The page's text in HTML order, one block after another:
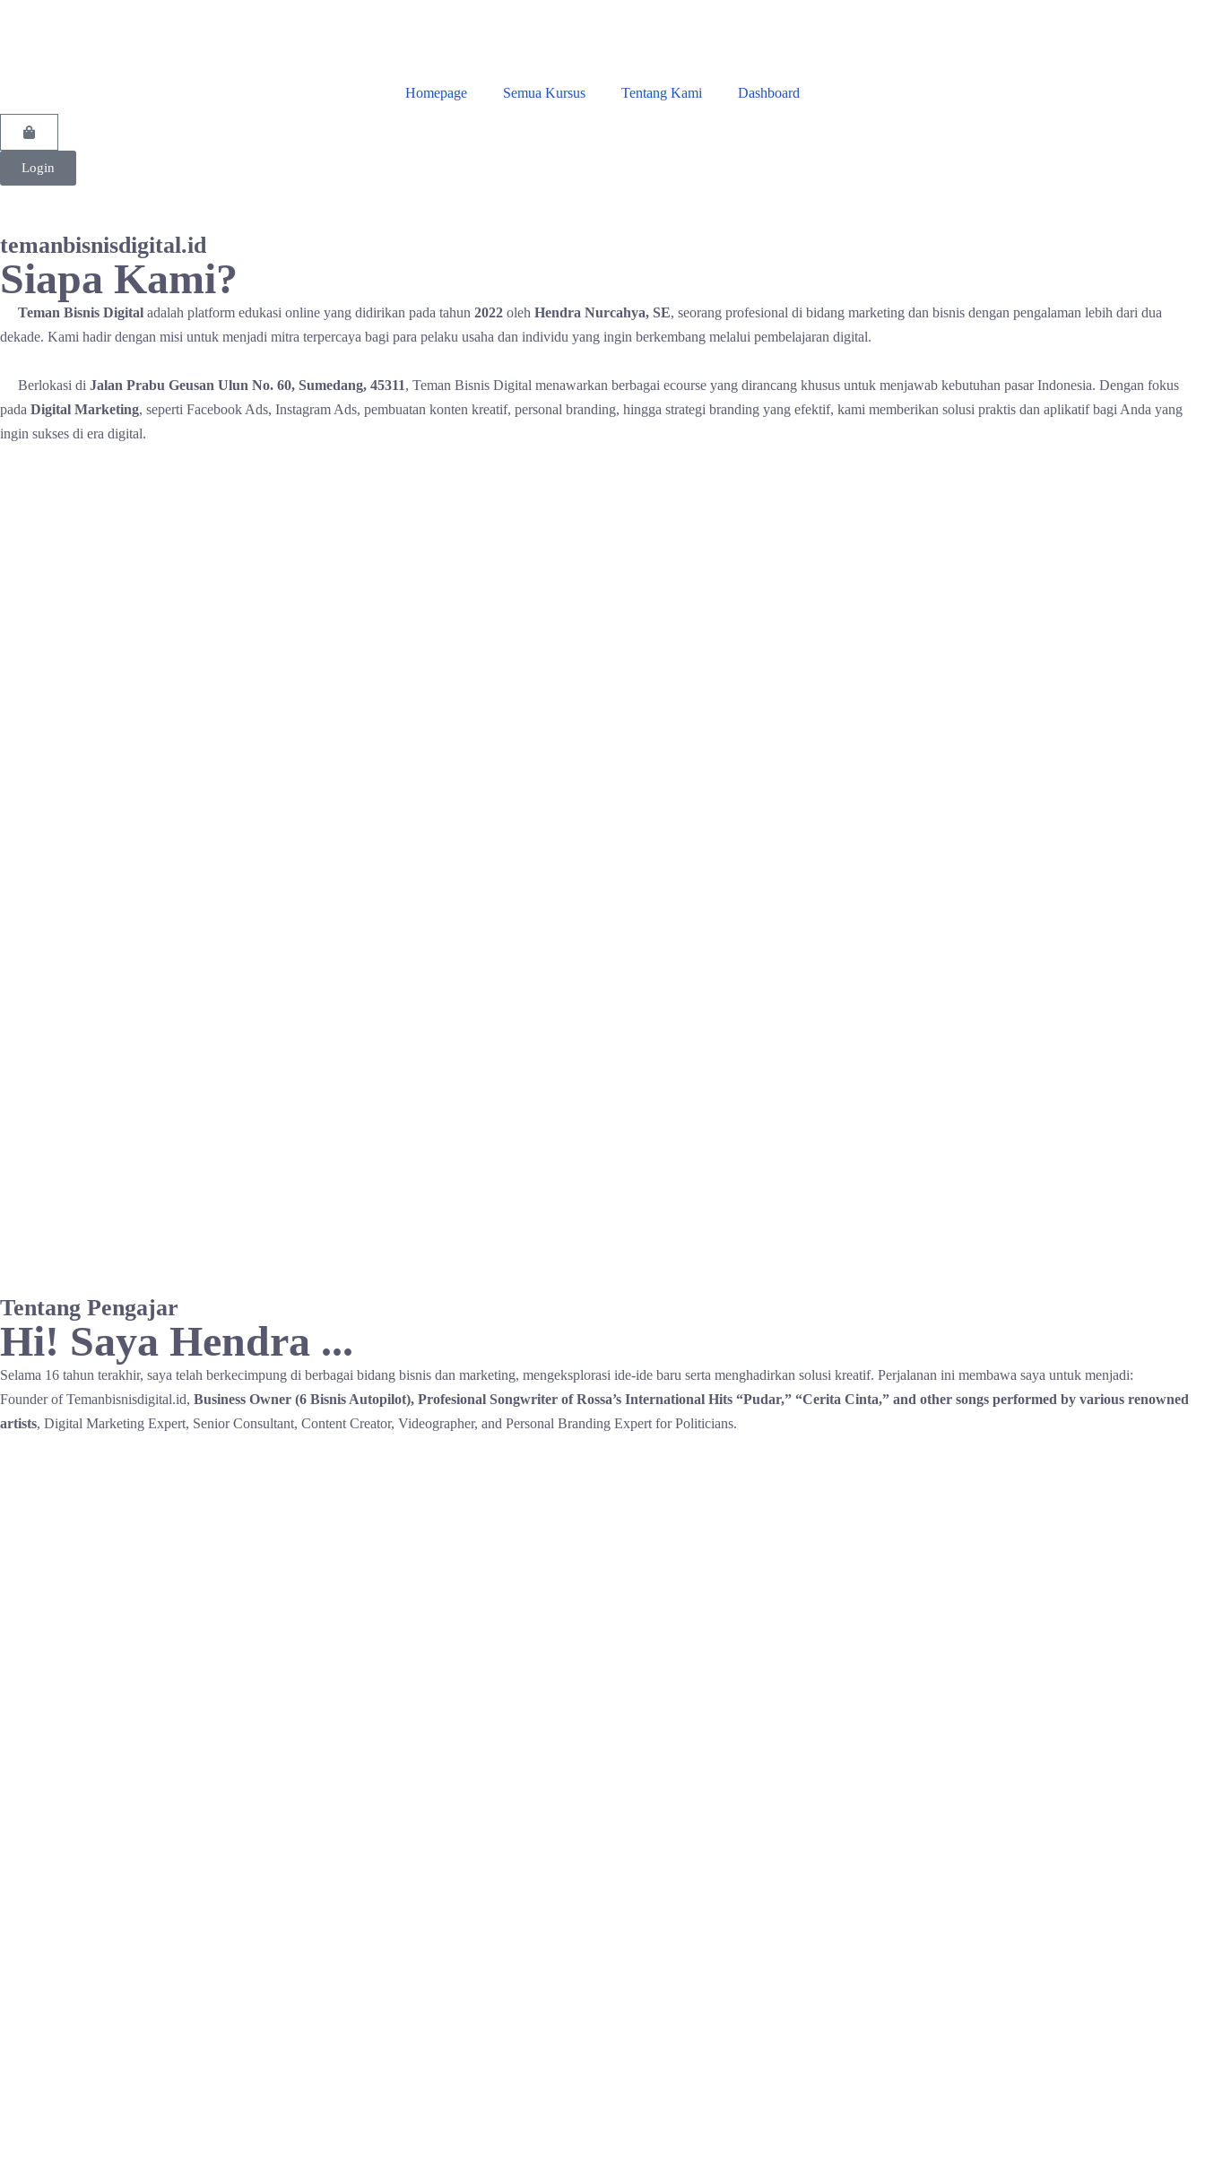
Homepage Semua Kursus Tentang Kami Dashboard
Login
temanbisnisdigital.id
Siapa Kami?
Teman Bisnis Digital adalah platform edukasi online yang didirikan pada tahun 2022 oleh Hendra Nurcahya, SE, seorang profesional di bidang marketing dan bisnis dengan pengalaman lebih dari dua
dekade. Kami hadir dengan misi untuk menjadi mitra terpercaya bagi para pelaku usaha dan individu yang ingin berkembang melalui pembelajaran digital.
Berlokasi di Jalan Prabu Geusan Ulun No. 60, Sumedang, 45311, Teman Bisnis Digital menawarkan berbagai ecourse yang dirancang khusus untuk menjawab kebutuhan pasar Indonesia. Dengan fokus
pada Digital Marketing, seperti Facebook Ads, Instagram Ads, pembuatan konten kreatif, personal branding, hingga strategi branding yang efektif, kami memberikan solusi praktis dan aplikatif bagi Anda yang
ingin sukses di era digital.
Tentang Pengajar
Hi! Saya Hendra ...
Selama 16 tahun terakhir, saya telah berkecimpung di berbagai bidang bisnis dan marketing, mengeksplorasi ide-ide baru serta menghadirkan solusi kreatif. Perjalanan ini membawa saya untuk menjadi:
Founder of Temanbisnisdigital.id, Business Owner (6 Bisnis Autopilot), Profesional Songwriter of Rossa’s International Hits “Pudar,” “Cerita Cinta,” and other songs performed by various renowned
artists, Digital Marketing Expert, Senior Consultant, Content Creator, Videographer, and Personal Branding Expert for Politicians.